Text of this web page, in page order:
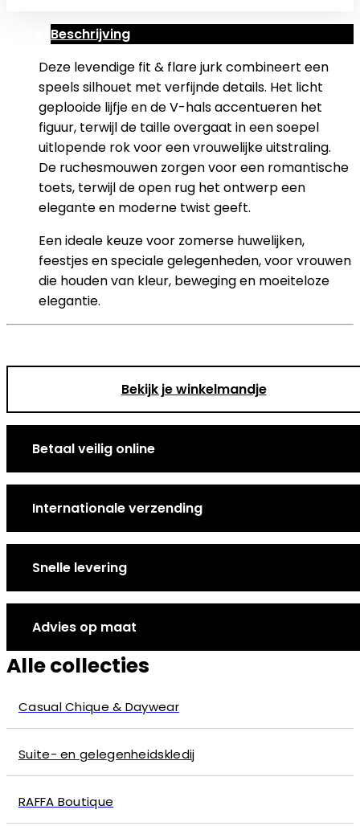
Beschrijving
Deze levendige fit & flare jurk combineert een
speels silhouet met verfijnde details. Het licht
geplooide lijfje en de V-hals accentueren het
figuur, terwijl de taille overgaat in een soepel
uitlopende rok voor een vrouwelijke uitstraling.
De ruchesmouwen zorgen voor een romantische
toets, terwijl de open rug het ontwerp een
elegante en moderne twist geeft.
Een ideale keuze voor zomerse huwelijken,
feestjes en speciale gelegenheden, voor vrouwen
die houden van kleur, beweging en moeiteloze
elegantie.
Bekijk je winkelmandje
Betaal veilig online
Internationale verzending
Snelle levering
Advies op maat
Alle collecties
Casual Chique & Daywear
Suite- en gelegenheidskledij
RAFFA Boutique